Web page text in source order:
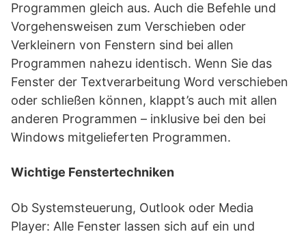
Programmen gleich aus. Auch die Befehle und
Vorgehensweisen zum Verschieben oder
Verkleinern von Fenstern sind bei allen
Programmen nahezu identisch. Wenn Sie das
Fenster der Textverarbeitung Word verschieben
oder schließen können, klappt’s auch mit allen
anderen Programmen – inklusive bei den bei
Windows mitgelieferten Programmen.
Wichtige Fenstertechniken
Ob Systemsteuerung, Outlook oder Media
Player: Alle Fenster lassen sich auf ein und